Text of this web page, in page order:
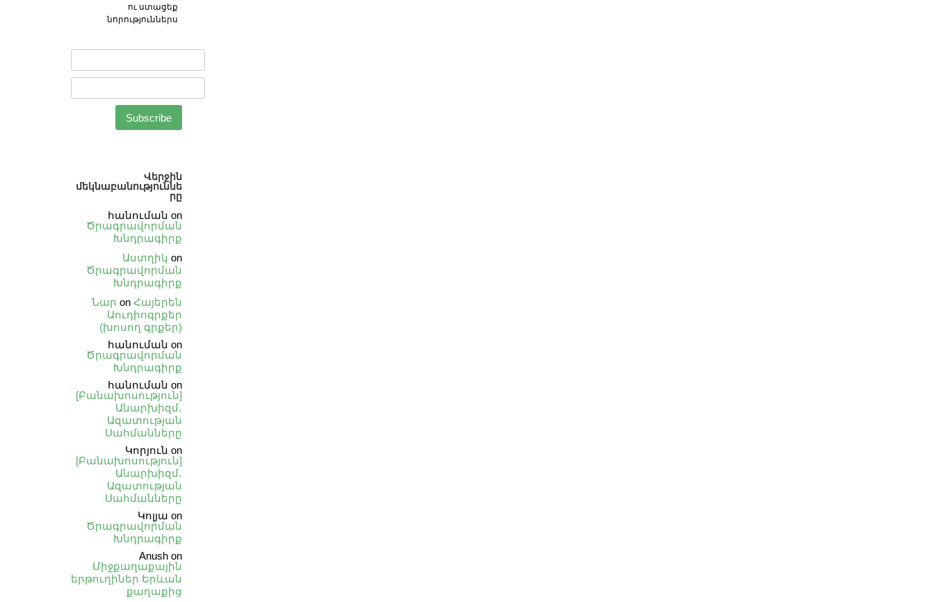
ու ստացեք
նորություններս
Վերջին
մեկնաբանություննե
րը
հանուման on
Ծրագրավորման
Խնդրագիրք
Աստղիկ on
Ծրագրավորման
Խնդրագիրք
Նար on Հայերեն
Աուդիոգրքեր
(խոսող գրքեր)
հանուման on
Ծրագրավորման
Խնդրագիրք
հանուման on
[Բանախոսություն]
Անարխիզմ․
Ազատության
Սահմանները
Կորյուն on
[Բանախոսություն]
Անարխիզմ․
Ազատության
Սահմանները
Կոլյա on
Ծրագրավորման
Խնդրագիրք
Anush on
Միջքաղաքային
երթուղիներ Երևան
քաղաքից